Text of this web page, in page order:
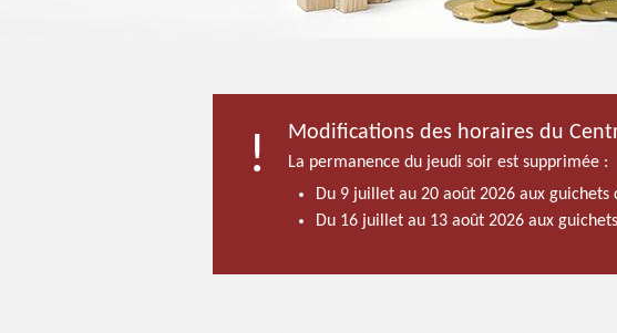
Modifications des horaires du
La permanence du jeudi soir est supprimée :
Du 9 juillet au 20 août 2026 aux guichets
Du 16 juillet au 13 août 2026 aux